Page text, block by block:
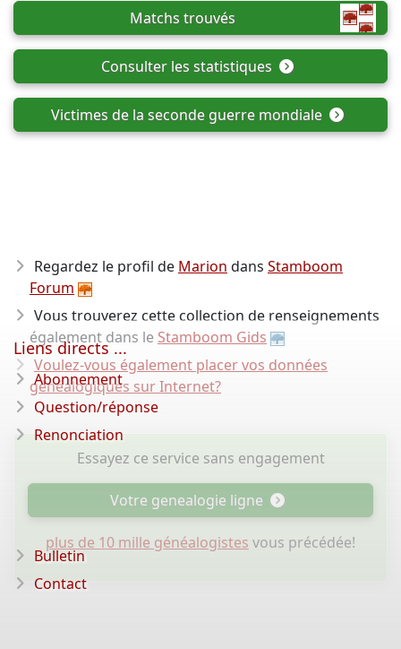
Matchs trouvés
Consulter les statistiques
Victimes de la seconde guerre mondiale
Regardez le profil de Marion dans Stamboom
Forum
Vous trouverez cette collection de renseignements
également dans le Stamboom Gids
Voulez-vous également placer vos données
généalogiques sur Internet?
Essayez ce service sans engagement
Votre genealogie ligne
plus de 10 mille généalogistes vous précédée!
Liens directs ...
Abonnement
Question/réponse
Renonciation
Bulletin
Contact